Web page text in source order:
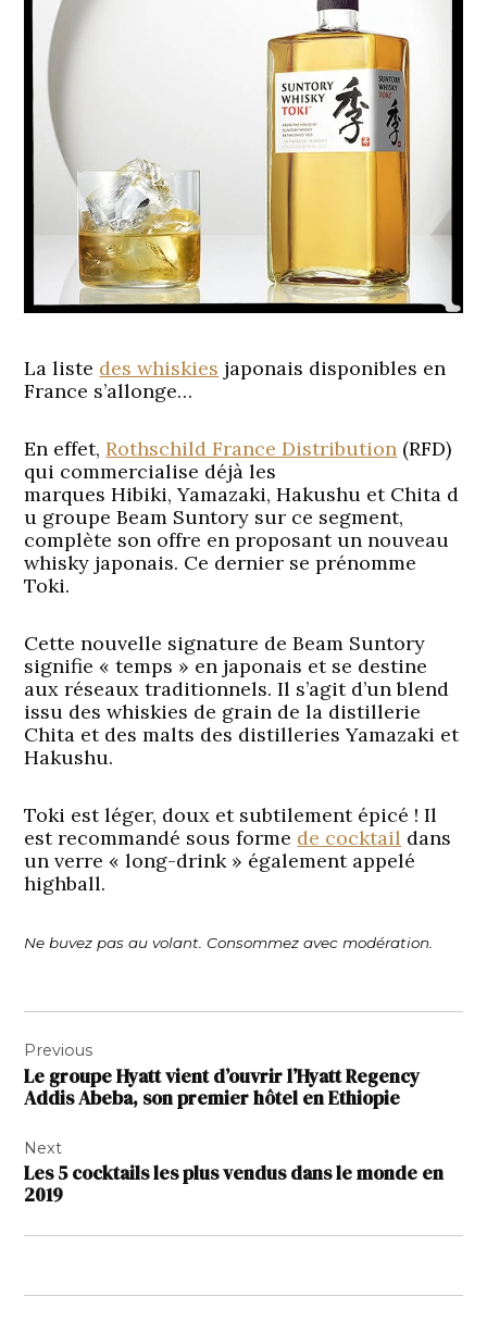
La liste des whiskies japonais disponibles en
France s’allonge…
En effet,Rothschild France Distribution (RFD)
qui commercialise déjà les
marques Hibiki, Yamazaki, Hakushu et Chita d
u groupe Beam Suntory sur ce segment,
complète son offre en proposant un nouveau
whisky japonais. Ce dernier se prénomme
Toki.
Cette nouvelle signature de Beam Suntory
signifie « temps » en japonais et se destine
aux réseaux traditionnels. Il s’agit d’un blend
issu des whiskies de grain de la distillerie
Chita et des malts des distilleries Yamazaki et
Hakushu.
Toki est léger, doux et subtilement épicé ! Il
est recommandé sous forme de cocktail dans
un verre « long-drink » également appelé
highball.
Ne buvez pas au volant. Consommez avec modération.
de
l’article
Previous
Le groupe Hyatt vient d’ouvrir l’Hyatt Regency
Addis Abeba, son premier hôtel en Ethiopie
Next
Les 5 cocktails les plus vendus dans le monde en
2019